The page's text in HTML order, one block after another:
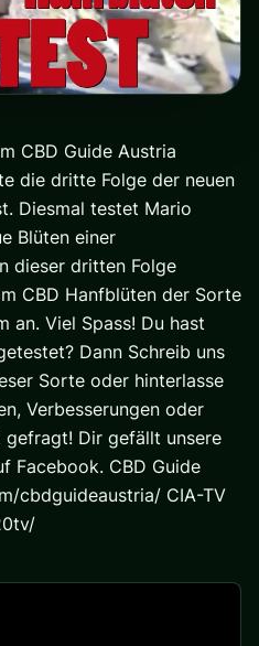
CBD Guide Austria
die dritte Folge der neuen
Diesmal testet Mario
Blüten einer
dieser dritten Folge
CBD Hanfblüten der Sorte
an. Viel Spass! Du hast
Dann Schreib uns
Sorte oder hinterlasse
Verbesserungen oder
gefragt! Dir gefällt unsere
Facebook. CBD Guide
cbdguideaustria/ CIA-TV